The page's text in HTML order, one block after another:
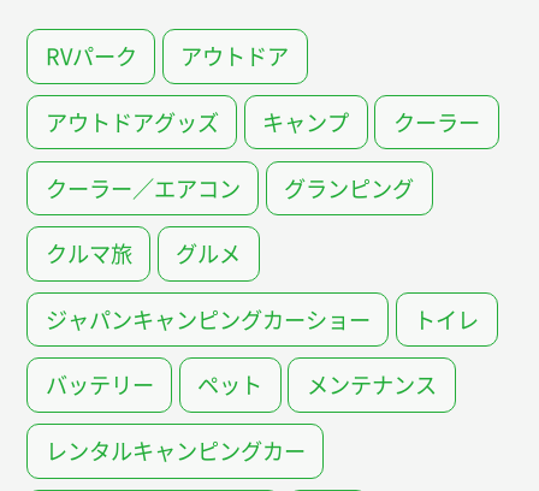
RVパーク アウトドア
アウトドアグッズ キャンプ クーラー
クーラー／エアコン グランピング
クルマ旅 グルメ
ジャパンキャンピングカーショー トイレ
バッテリー ペット メンテナンス
レンタルキャンピングカー